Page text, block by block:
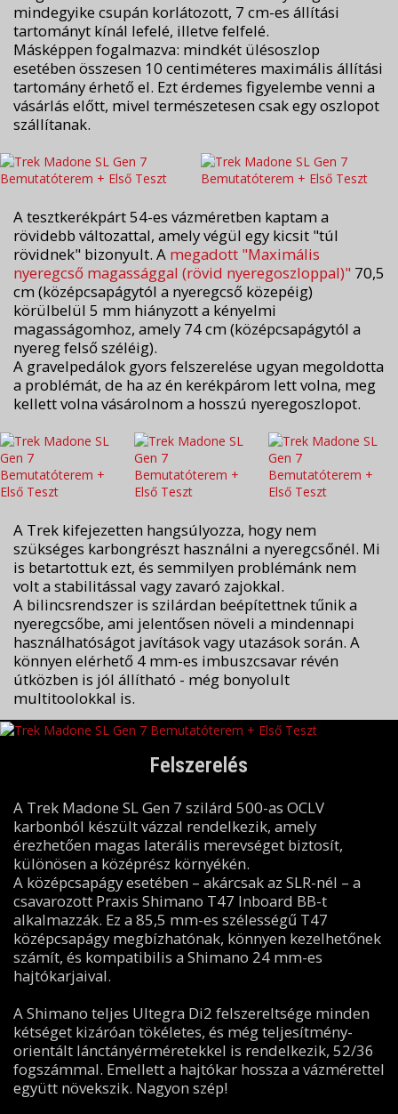
mindegyike csupán korlátozott, 7 cm-es állítási
tartományt kínál lefelé, illetve felfelé.
Másképpen fogalmazva: mindkét ülésoszlop
esetében összesen 10 centiméteres maximális állítási
tartomány érhető el. Ezt érdemes figyelembe venni a
vásárlás előtt, mivel természetesen csak egy oszlopot
szállítanak.
A tesztkerékpárt 54-es vázméretben kaptam a
rövidebb változattal, amely végül egy kicsit "túl
rövidnek" bizonyult. A megadott "Maximális
nyeregcső magassággal (rövid nyeregoszloppal)" 70,5
cm (középcsapágytól a nyeregcső közepéig)
körülbelül 5 mm hiányzott a kényelmi
magasságomhoz, amely 74 cm (középcsapágytól a
nyereg felső széléig).
A gravelpedálok gyors felszerelése ugyan megoldotta
a problémát, de ha az én kerékpárom lett volna, meg
kellett volna vásárolnom a hosszú nyeregoszlopot.
A Trek kifejezetten hangsúlyozza, hogy nem
szükséges karbongrészt használni a nyeregcsőnél. Mi
is betartottuk ezt, és semmilyen problémánk nem
volt a stabilitással vagy zavaró zajokkal.
A bilincsrendszer is szilárdan beépítettnek tűnik a
nyeregcsőbe, ami jelentősen növeli a mindennapi
használhatóságot javítások vagy utazások során. A
könnyen elérhető 4 mm-es imbuszcsavar révén
útközben is jól állítható - még bonyolult
multitoolokkal is.
Felszerelés
A Trek Madone SL Gen 7 szilárd 500-as OCLV
karbonból készült vázzal rendelkezik, amely
érezhetően magas laterális merevséget biztosít,
különösen a középrész környékén.
A középcsapágy esetében – akárcsak az SLR-nél – a
csavarozott Praxis Shimano T47 Inboard BB-t
alkalmazzák. Ez a 85,5 mm-es szélességű T47
középcsapágy megbízhatónak, könnyen kezelhetőnek
számít, és kompatibilis a Shimano 24 mm-es
hajtókarjaival.
A Shimano teljes Ultegra Di2 felszereltsége minden
kétséget kizáróan tökéletes, és még teljesítmény-
orientált lánctányérméretekkel is rendelkezik, 52/36
fogszámmal. Emellett a hajtókar hossza a vázmérettel
együtt növekszik. Nagyon szép!